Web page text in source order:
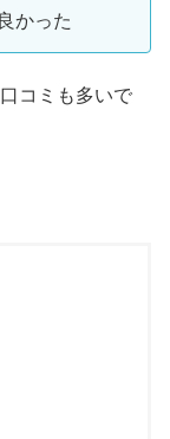
かった
コミも多いで